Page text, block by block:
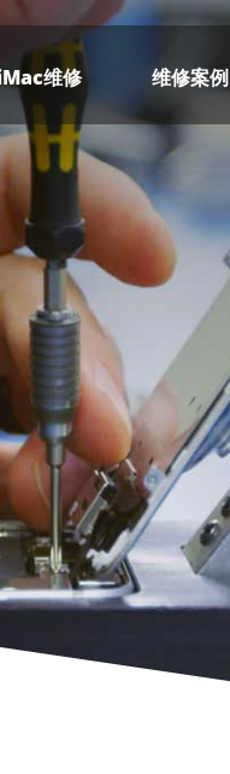
维修 维修案例